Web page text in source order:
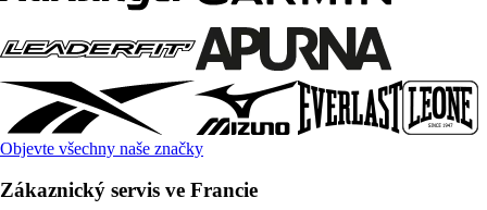
Objevte všechny naše značky
Zákaznický servis ve Francie